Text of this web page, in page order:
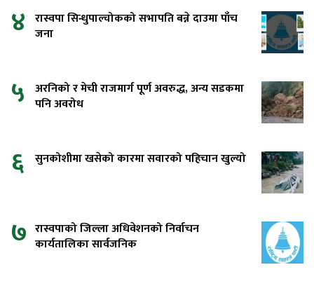
४ रास्वपा सिन्धुपाल्चोकको सभापति बन्ने दाउमा पाँच
जना
५ अरनिको र मेची राजमार्ग पूर्ण अवरुद्ध, अन्य सडकमा
पनि अवरोध
६ सुनकोशीमा खसेको कारमा सवारको पहिचान खुल्यो
७ रास्वपाको जिल्ला अधिवेशनको निर्वाचन
कार्यतालिका सार्वजनिक